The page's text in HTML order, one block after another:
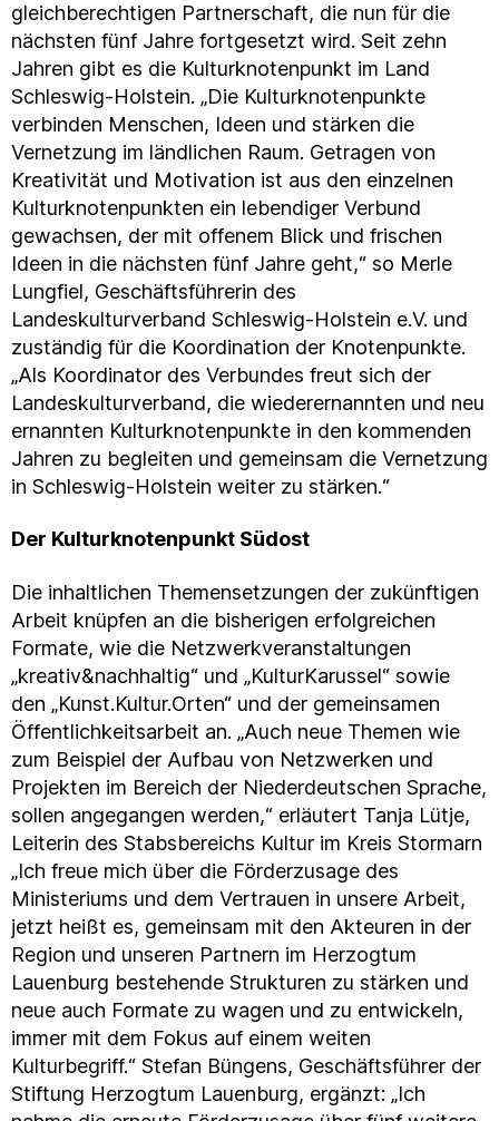
gleichberechtigen Partnerschaft, die nun für die
nächsten fünf Jahre fortgesetzt wird. Seit zehn
Jahren gibt es die Kulturknotenpunkt im Land
Schleswig-Holstein. „Die Kulturknotenpunkte
verbinden Menschen, Ideen und stärken die
Vernetzung im ländlichen Raum. Getragen von
Kreativität und Motivation ist aus den einzelnen
Kulturknotenpunkten ein lebendiger Verbund
gewachsen, der mit offenem Blick und frischen
Ideen in die nächsten fünf Jahre geht,“ so Merle
Lungfiel, Geschäftsführerin des
Landeskulturverband Schleswig-Holstein e.V. und
zuständig für die Koordination der Knotenpunkte.
„Als Koordinator des Verbundes freut sich der
Landeskulturverband, die wiederernannten und neu
ernannten Kulturknotenpunkte in den kommenden
Jahren zu begleiten und gemeinsam die Vernetzung
in Schleswig-Holstein weiter zu stärken.“
Der Kulturknotenpunkt Südost
Die inhaltlichen Themensetzungen der zukünftigen
Arbeit knüpfen an die bisherigen erfolgreichen
Formate, wie die Netzwerkveranstaltungen
„kreativ&nachhaltig“ und „KulturKarussel“ sowie
den „Kunst.Kultur.Orten“ und der gemeinsamen
Öffentlichkeitsarbeit an. „Auch neue Themen wie
zum Beispiel der Aufbau von Netzwerken und
Projekten im Bereich der Niederdeutschen Sprache,
sollen angegangen werden,“ erläutert Tanja Lütje,
Leiterin des Stabsbereichs Kultur im Kreis Stormarn
„Ich freue mich über die Förderzusage des
Ministeriums und dem Vertrauen in unsere Arbeit,
jetzt heißt es, gemeinsam mit den Akteuren in der
Region und unseren Partnern im Herzogtum
Lauenburg bestehende Strukturen zu stärken und
neue auch Formate zu wagen und zu entwickeln,
immer mit dem Fokus auf einem weiten
Kulturbegriff.“ Stefan Büngens, Geschäftsführer der
Stiftung Herzogtum Lauenburg, ergänzt: „Ich